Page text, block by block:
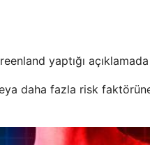
yaptığı
daha fazla risk